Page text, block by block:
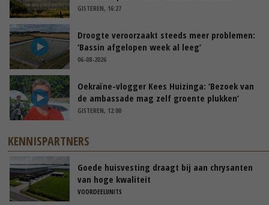
GISTEREN, 16:27
Droogte veroorzaakt steeds meer problemen:
‘Bassin afgelopen week al leeg’
06-08-2026
Oekraïne-vlogger Kees Huizinga: ‘Bezoek van
de ambassade mag zelf groente plukken’
GISTEREN, 12:00
KENNISPARTNERS
Goede huisvesting draagt bij aan chrysanten
van hoge kwaliteit
VOORDEELUNITS